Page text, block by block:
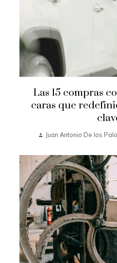
Las 15 compras
caras que
Juan Antonio De los